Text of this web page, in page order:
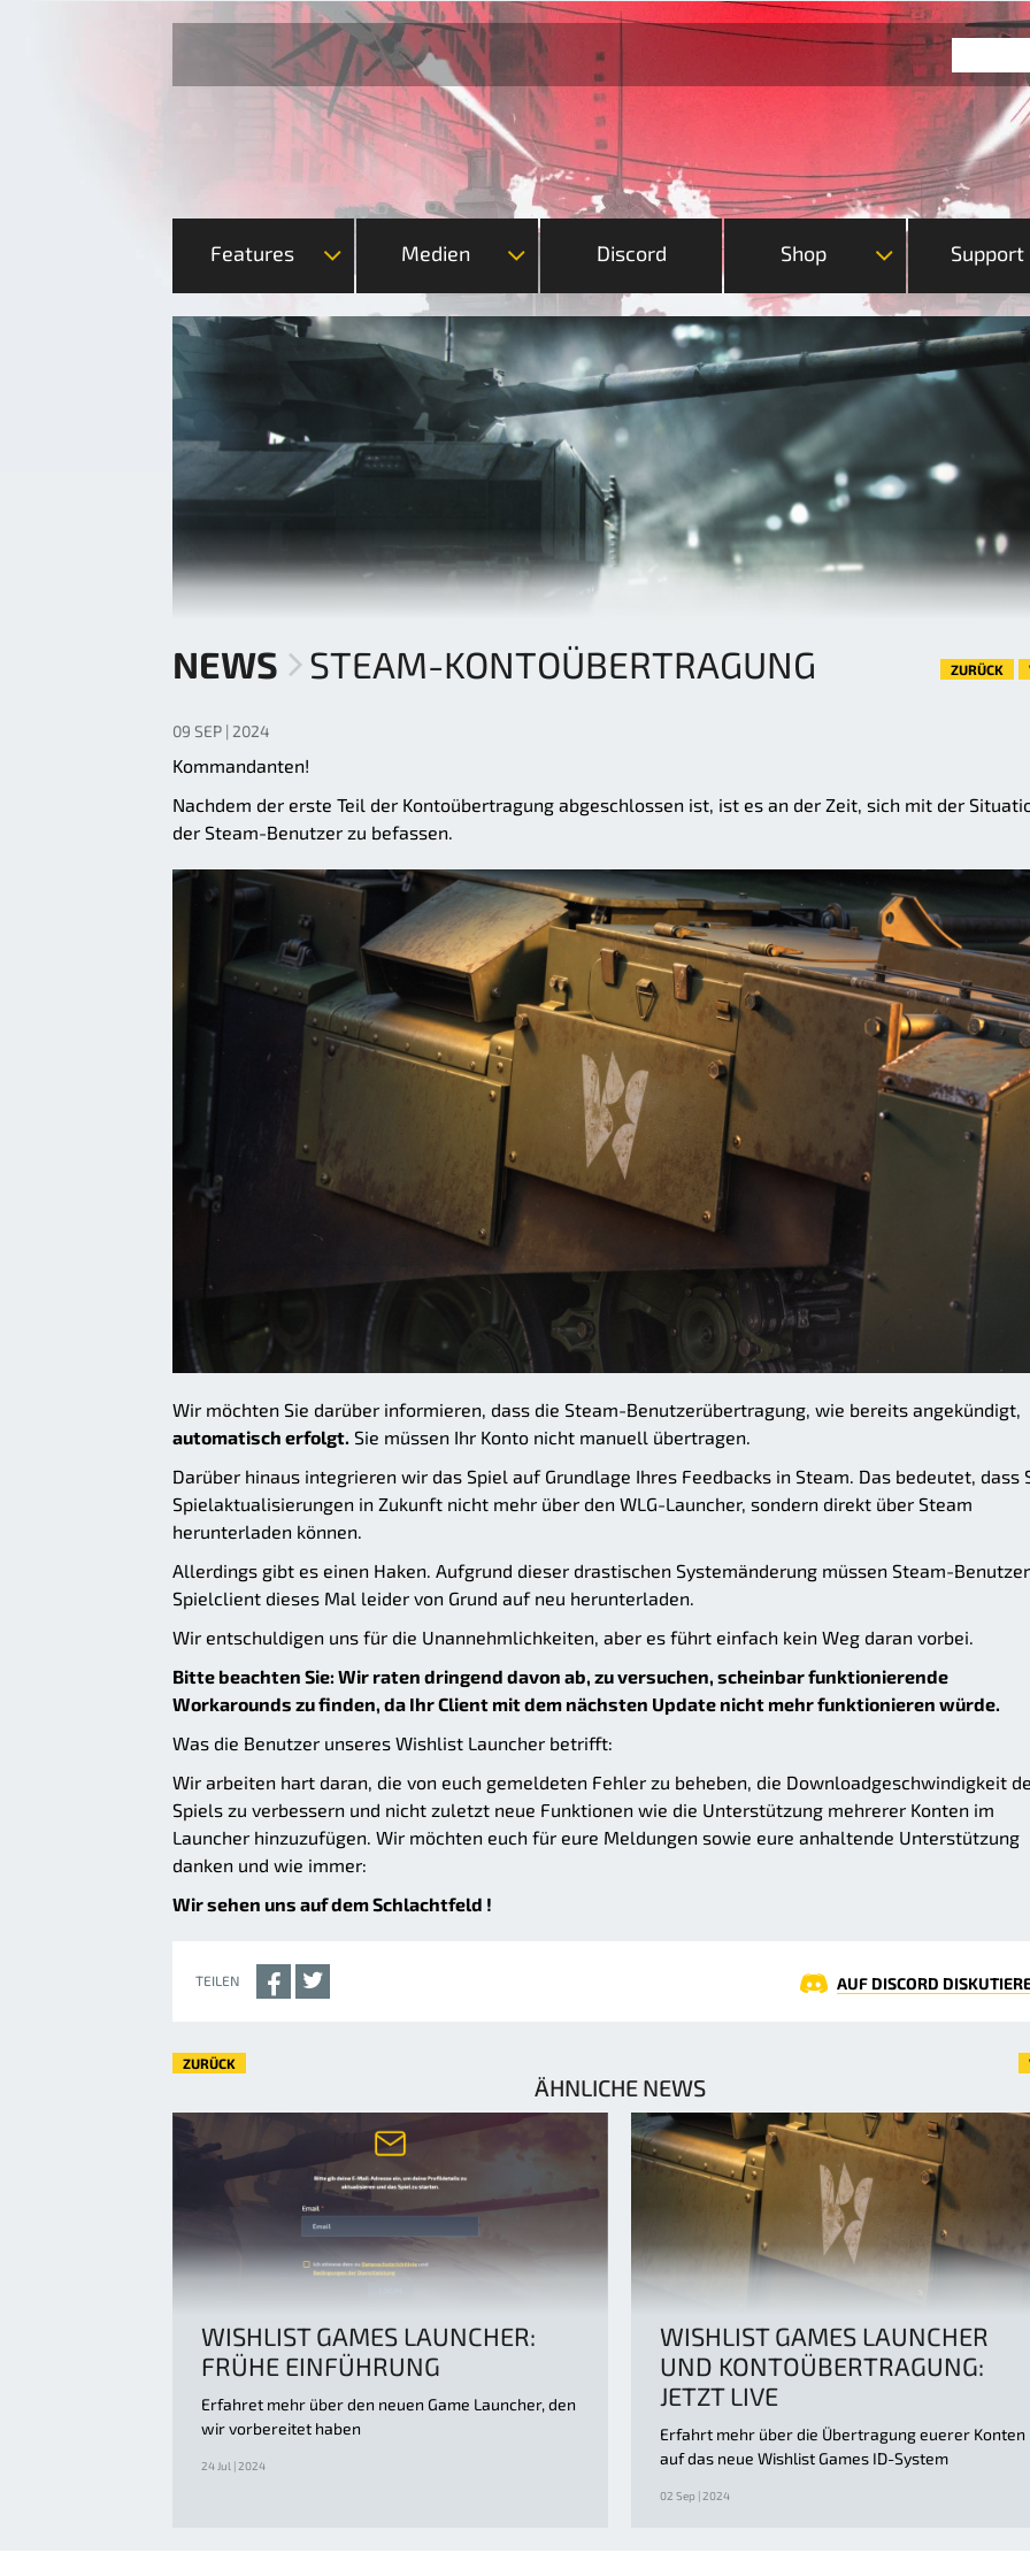
Features Medien Discord Shop Support
NEWS STEAM-KONTOÜBERTRAGUNG ZURÜCK
09 SEP | 2024
Kommandanten!
Nachdem der erste Teil der Kontoübertragung abgeschlossen ist, ist es an der Zeit, sich mit der
der Steam-Benutzer zu befassen.
Wir möchten Sie darüber informieren, dass die Steam-Benutzerübertragung, wie bereits angekündigt,
automatisch erfolgt. Sie müssen Ihr Konto nicht manuell übertragen.
Darüber hinaus integrieren wir das Spiel auf Grundlage Ihres Feedbacks in Steam. Das bedeutet, dass
Spielaktualisierungen in Zukunft nicht mehr über den WLG-Launcher, sondern direkt über Steam
herunterladen können.
Allerdings gibt es einen Haken. Aufgrund dieser drastischen Systemänderung müssen Steam-
Spielclient dieses Mal leider von Grund auf neu herunterladen.
Wir entschuldigen uns für die Unannehmlichkeiten, aber es führt einfach kein Weg daran vorbei.
Bitte beachten Sie: Wir raten dringend davon ab, zu versuchen, scheinbar funktionierende
Workarounds zu finden, da Ihr Client mit dem nächsten Update nicht mehr funktionieren würde.
Was die Benutzer unseres Wishlist Launcher betrifft:
Wir arbeiten hart daran, die von euch gemeldeten Fehler zu beheben, die Downloadgeschwindigkeit
Spiels zu verbessern und nicht zuletzt neue Funktionen wie die Unterstützung mehrerer Konten im
Launcher hinzuzufügen. Wir möchten euch für eure Meldungen sowie eure anhaltende Unterstützung
danken und wie immer:
Wir sehen uns auf dem Schlachtfeld !
TEILEN AUF DISCORD
ZURÜCK
ÄHNLICHE NEWS
WISHLIST GAMES LAUNCHER:
FRÜHE EINFÜHRUNG
Erfahret mehr über den neuen Game Launcher, den
wir vorbereitet haben
24 Jul | 2024
WISHLIST GAMES LAUNCHER
UND KONTOÜBERTRAGUNG:
JETZT LIVE
Erfahrt mehr über die Übertragung euerer Konten
auf das neue Wishlist Games ID-System
02 Sep | 2024